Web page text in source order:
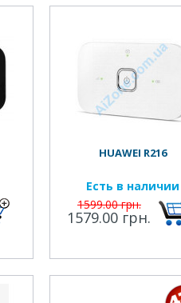
HUAWEI R216
Есть в наличии
1599.00 грн.
1579.00 грн.